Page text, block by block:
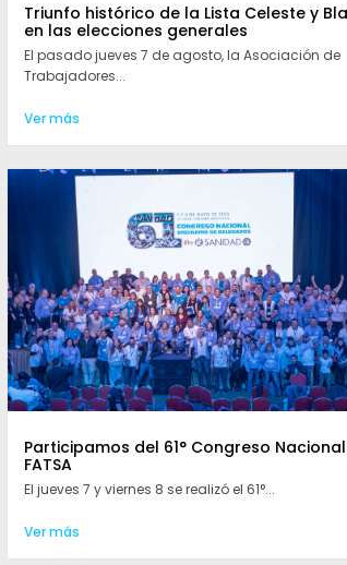
Triunfo histórico de la Lista Celeste y
en las elecciones generales
El pasado jueves 7 de agosto, la Asociación de
Trabajadores...
Ver más
Participamos del 61° Congreso
FATSA
El jueves 7 y viernes 8 se realizó el 61°...
Ver más